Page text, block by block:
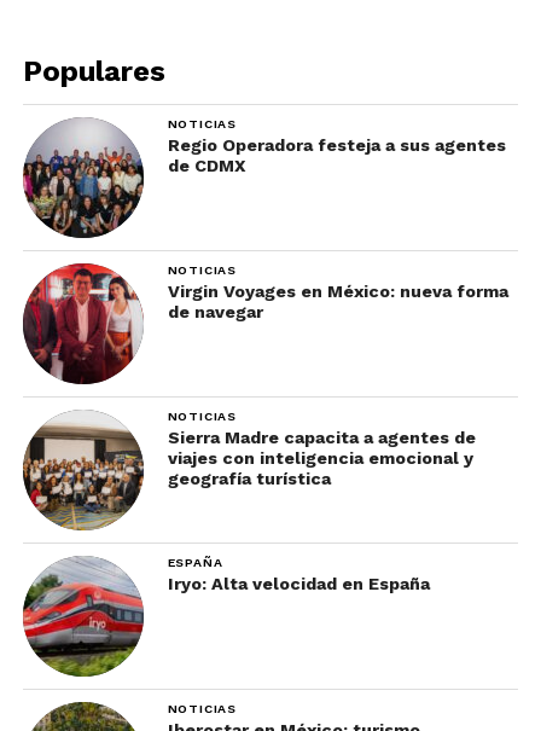
Populares
NOTICIAS
Regio Operadora festeja a sus agentes
de CDMX
NOTICIAS
Virgin Voyages en México: nueva forma
de navegar
NOTICIAS
Sierra Madre capacita a agentes de
viajes con inteligencia emocional y
geografía turística
ESPAÑA
Iryo: Alta velocidad en España
NOTICIAS